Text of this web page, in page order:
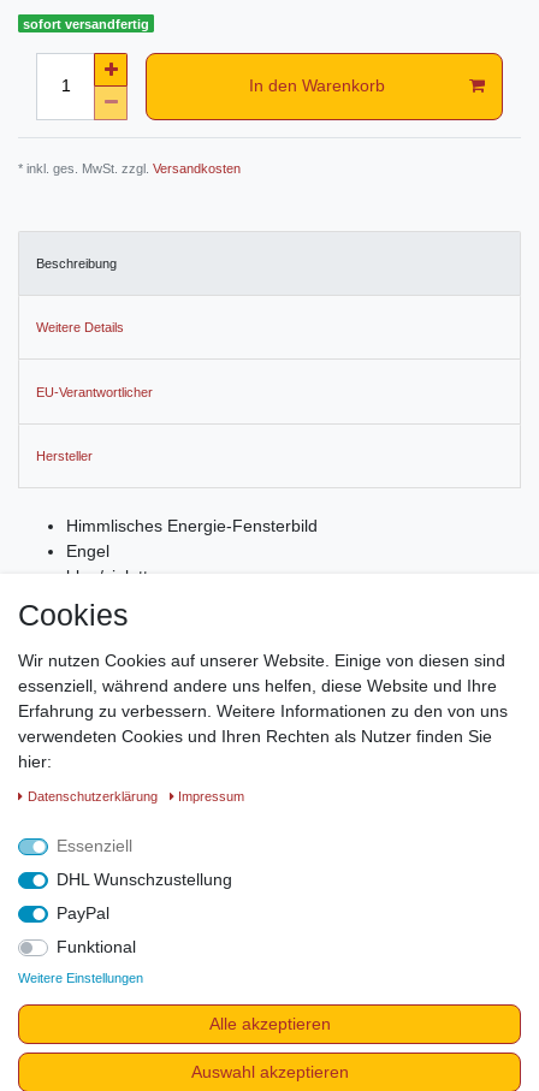
sofort versandfertig
In den Warenkorb
* inkl. ges. MwSt. zzgl. Versandkosten
Beschreibung
Weitere Details
EU-Verantwortlicher
Hersteller
Himmlisches Energie-Fensterbild
Engel
blau/violett
Kunstharz mit Aufhängung
Länge ca. 16 cm
Fensterbild Engel blau/violett
Zauberhafte, lichtdurchflutete Engelenergie in den eigenen
Räumen. Dieses Engelfensterbild ist nicht nur wunderschön, es
soll auch unsere eigene Verbindung und Wahrnehmung in höhere
L: 16 cm
Vertrag widerrufen
Cookies
Wir nutzen Cookies auf unserer Website. Einige von diesen sind
essenziell, während andere uns helfen, diese Website und Ihre
Erfahrung zu verbessern. Weitere Informationen zu den von uns
verwendeten Cookies und Ihren Rechten als Nutzer finden Sie
hier:
Daten­schutz­erklärung Impressum
Essenziell
DHL Wunschzustellung
PayPal
Funktional
Weitere Einstellungen
Alle akzeptieren
Auswahl akzeptieren